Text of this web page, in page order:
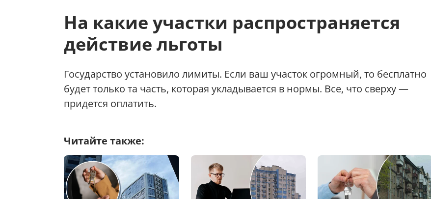
На какие участки распространяется
действие льготы
Государство установило лимиты. Если ваш участок огромный, то бесплатно
будет только та часть, которая укладывается в нормы. Все, что сверху —
придется оплатить.
Читайте также: